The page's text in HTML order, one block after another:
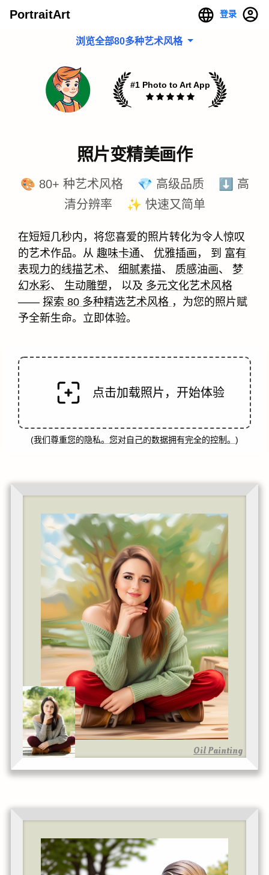
PortraitArt 登录
浏览全部80多种艺术风格
#1 Photo to Art App
照片变精美画作
🎨 80+ 种艺术风格 💎 高级品质 ⬇️ 高
清分辨率 ✨ 快速又简单
在短短几秒内，将您喜爱的照片转化为令人惊叹
的艺术作品。从 趣味卡通、 优雅插画 ， 到 富有
表现力的线描艺术、 细腻素描、 质感油画、 梦
幻水彩、 生动雕塑 ， 以及 多元文化艺术风格
—— 探索 80 多种精选艺术风格 ，为您的照片赋
予全新生命。立即体验。
点击加载照片，开始体验
(我们尊重您的隐私。您对自己的数据拥有完全的控制。 )
Oil Painting